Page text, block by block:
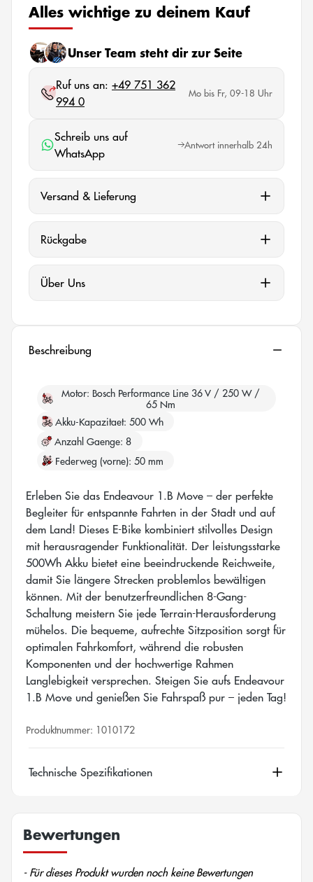
Alles wichtige zu deinem Kauf
Unser Team steht dir zur Seite
Ruf uns an: +49 751 362
994 0
Mo bis Fr, 09-18 Uhr
Schreib uns auf
WhatsApp
Antwort innerhalb 24h
Versand & Lieferung
Rückgabe
Über Uns
Beschreibung
Motor Bosch Performance Line 36 V / 250 W /
65 Nm
Akku-Kapazitaet 500 Wh
Anzahl Gaenge 8
Federweg (vorne) 50 mm
Erleben Sie das Endeavour 1.B Move – der perfekte
Begleiter für entspannte Fahrten in der Stadt und auf
dem Land! Dieses E-Bike kombiniert stilvolles Design
mit herausragender Funktionalität. Der leistungsstarke
500Wh Akku bietet eine beeindruckende Reichweite,
damit Sie längere Strecken problemlos bewältigen
können. Mit der benutzerfreundlichen 8-Gang-
Schaltung meistern Sie jede Terrain-Herausforderung
mühelos. Die bequeme, aufrechte Sitzposition sorgt für
optimalen Fahrkomfort, während die robusten
Komponenten und der hochwertige Rahmen
Langlebigkeit versprechen. Steigen Sie aufs Endeavour
1.B Move und genießen Sie Fahrspaß pur – jeden Tag!
Produktnummer: 1010172
Technische Spezifikationen
Bewertungen
- Für dieses Produkt wurden noch keine Bewertungen
New content loaded